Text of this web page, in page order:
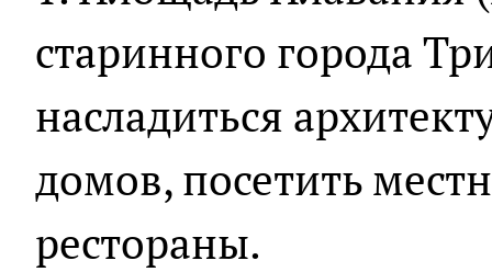
старинного города
насладиться
домов, посетить
рестораны.